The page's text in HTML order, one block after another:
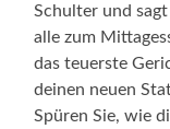
Schulter und
alle zum
das teuerste
deinen neuen
Spüren Sie, wie